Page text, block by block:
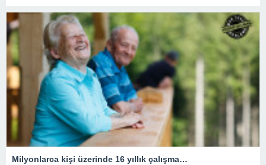
Milyonlarca kişi üzerinde 16 yıllık çalışma…